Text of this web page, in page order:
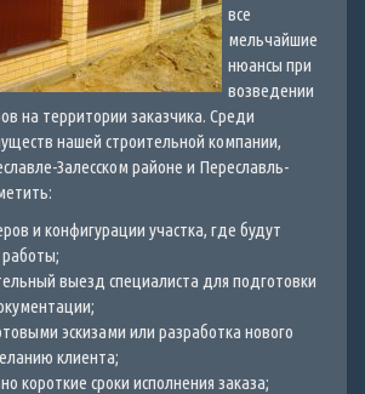
все
мельчайшие
нюансы при
возведении
на территории заказчика. Среди
нашей строительной компании,
Залесском районе и Переславль-
и конфигурации участка, где будут
выезд специалиста для подготовки
эскизами или разработка нового
клиента;
короткие сроки исполнения заказа;